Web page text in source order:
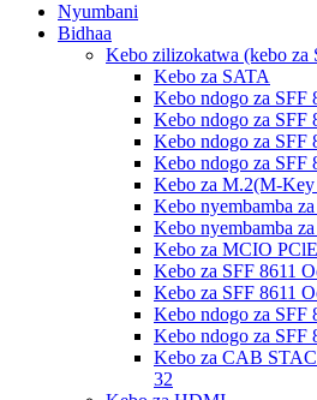
Nyumbani
Bidhaa
Kebo zilizokatwa (kebo za
Kebo za SATA
Kebo ndogo za SFF
Kebo ndogo za SFF
Kebo ndogo za SFF
Kebo ndogo za SFF
Kebo za M.2(M-
Kebo nyembamba
Kebo nyembamba
Kebo za MCIO
Kebo za SFF 8611
Kebo za SFF 8611
Kebo ndogo za SFF
Kebo ndogo za SFF
Kebo za CAB
32